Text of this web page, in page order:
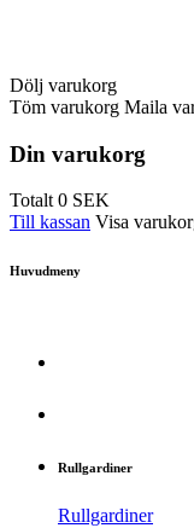
Dölj varukorg
Töm varukorg Maila
Din varukorg
Totalt0 SEK
Till kassan Visa
Huvudmeny
Rullgardiner
Rullgardiner